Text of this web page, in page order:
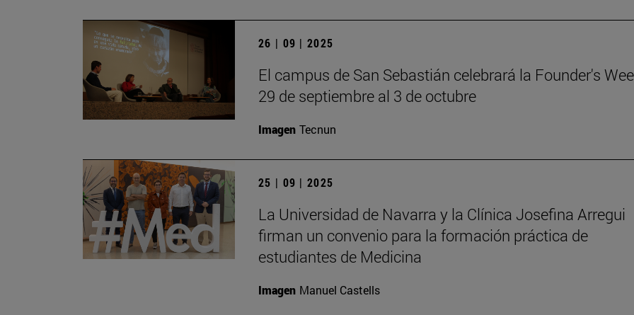
26 | 09 | 2025
El campus de San Sebastián celebrará la Founder's
29 de septiembre al 3 de octubre
Imagen Tecnun
25 | 09 | 2025
La Universidad de Navarra y la Clínica Josefina Arregui
firman un convenio para la formación práctica de
estudiantes de Medicina
Imagen Manuel Castells